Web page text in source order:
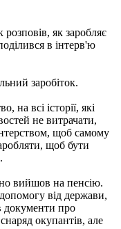
як заробляє
в інтерв'ю
заробіток.
на всі історії, які
не витрачати,
щоб самому
щоб бути
вийшов на пенсію.
від держави,
документи про
окупантів, але